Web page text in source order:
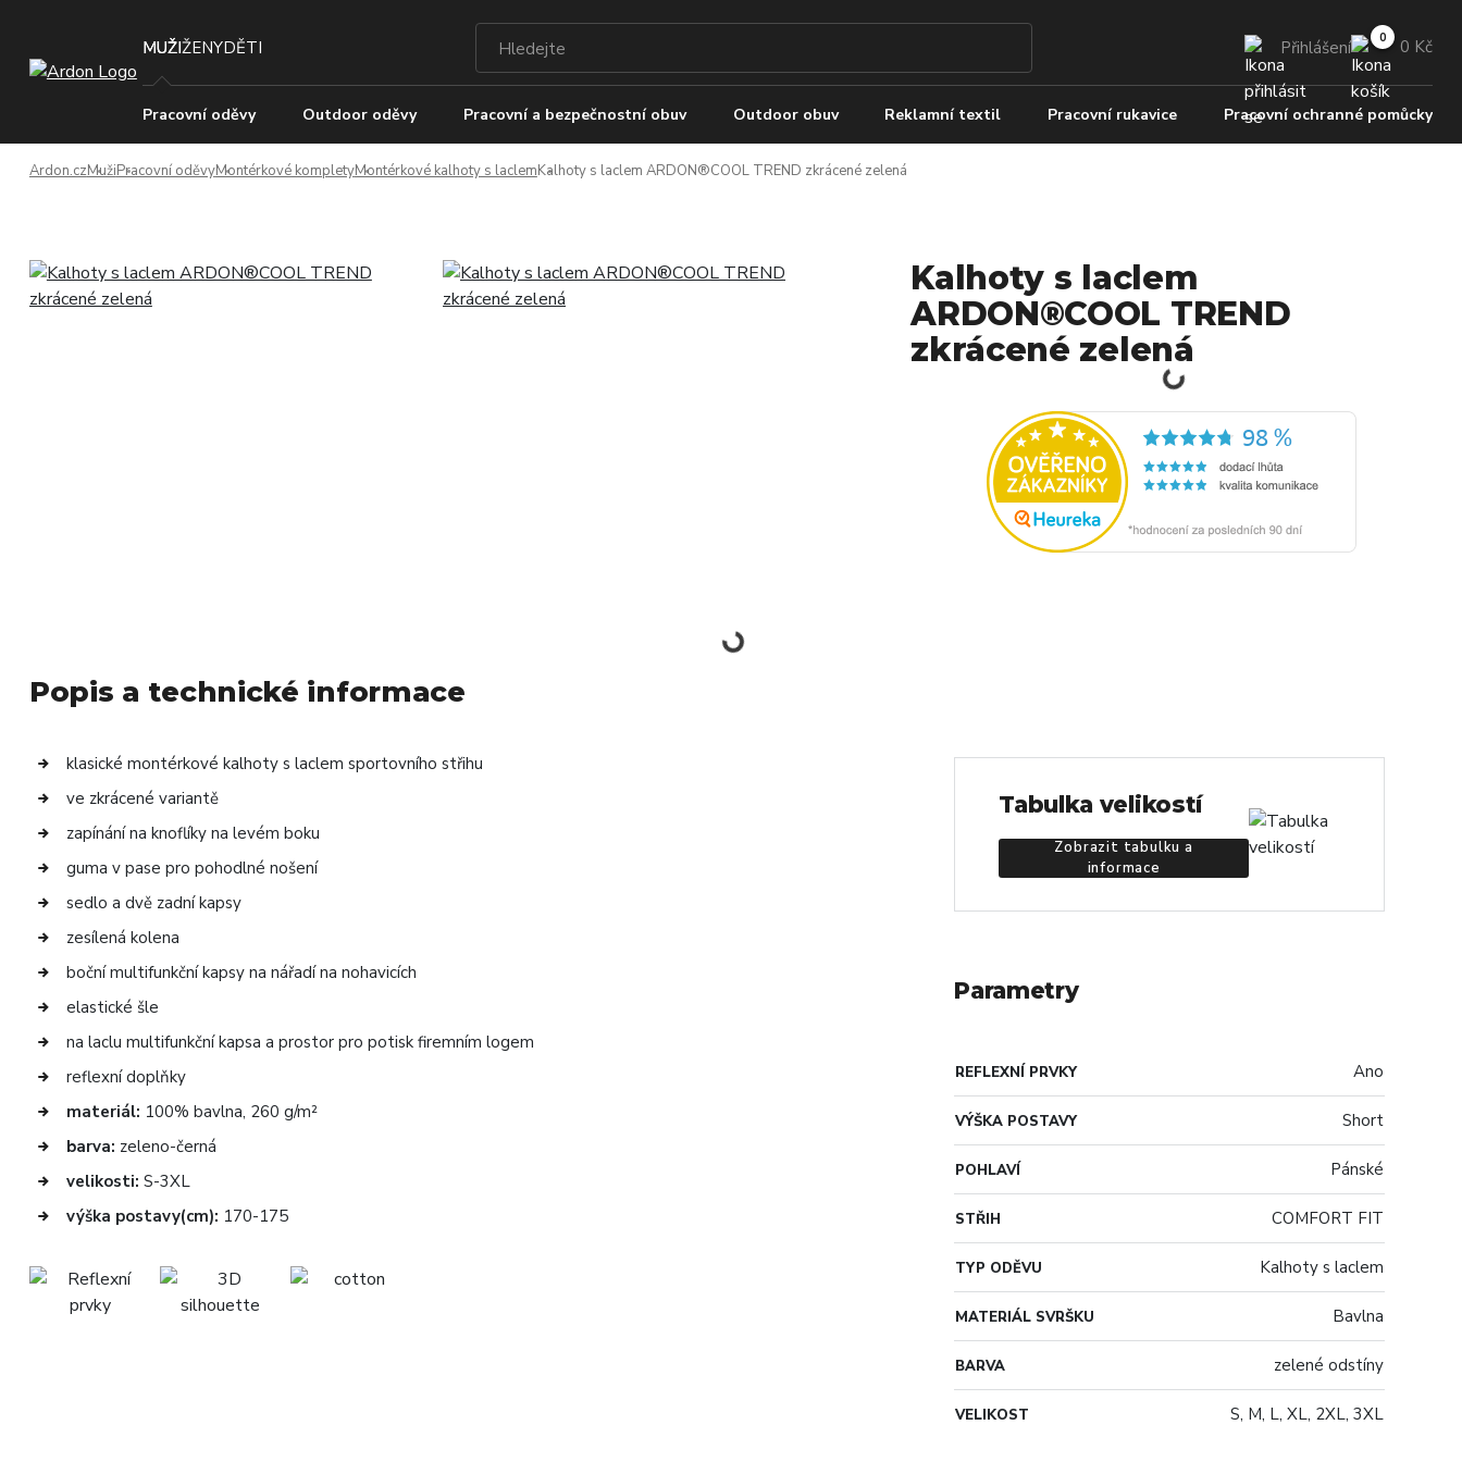
MUŽIŽENYDĚTI Přihlášení 0 Kč
Pracovní oděvy Outdoor oděvy Pracovní a bezpečnostní obuv Outdoor obuv Reklamní textil Pracovní rukavice Pracovní ochranné pomůcky
Ardon.czMužiPracovní oděvyMontérkové kompletyMontérkové kalhoty s laclemKalhoty s laclem ARDON®COOL TREND zkrácené zelená
Kalhoty s laclem
ARDON®COOL TREND
zkrácené zelená
Popis a technické informace
klasické montérkové kalhoty s laclem sportovního střihu
ve zkrácené variantě
zapínání na knoflíky na levém boku
guma v pase pro pohodlné nošení
sedlo a dvě zadní kapsy
zesílená kolena
boční multifunkční kapsy na nářadí na nohavicích
elastické šle
na laclu multifunkční kapsa a prostor pro potisk firemním logem
reflexní doplňky
materiál: 100% bavlna, 260 g/m²
barva: zeleno-černá
velikosti: S-3XL
výška postavy(cm): 170-175
Tabulka velikostí
Zobrazit tabulku a
informace
Parametry
REFLEXNÍ PRVKY Ano
VÝŠKA POSTAVY Short
POHLAVÍ Pánské
STŘIH COMFORT FIT
TYP ODĚVU Kalhoty s laclem
MATERIÁL SVRŠKU Bavlna
BARVA zelené odstíny
VELIKOST S, M, L, XL, 2XL, 3XL